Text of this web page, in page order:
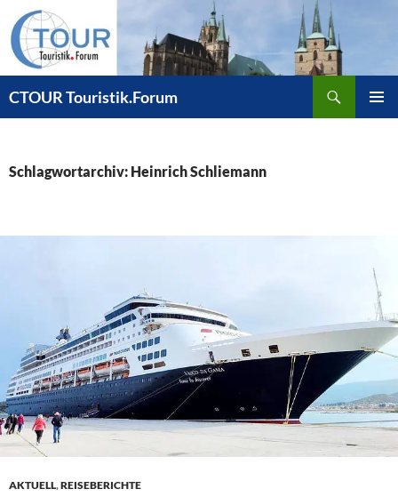
Zum
Inhalt
springen
CTOUR Touristik.Forum
Schlagwortarchiv: Heinrich Schliemann
AKTUELL,REISEBERICHTE